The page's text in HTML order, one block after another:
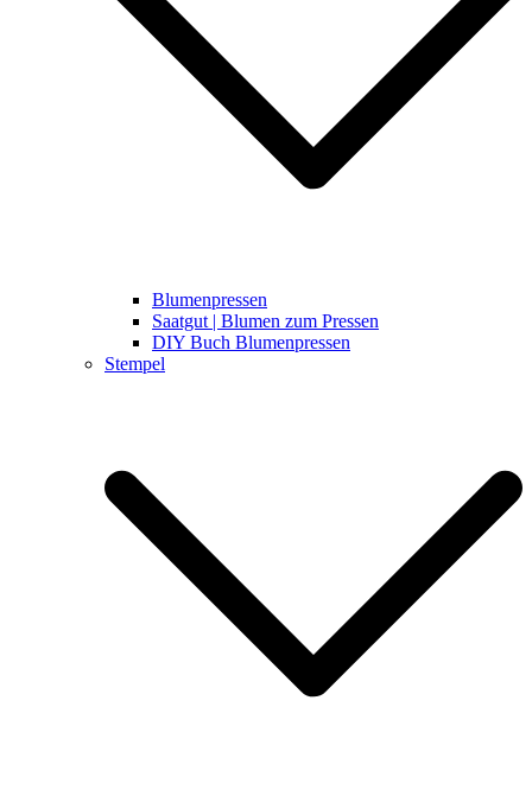
Blumenpressen
Saatgut | Blumen zum Pressen
DIY Buch Blumenpressen
Stempel